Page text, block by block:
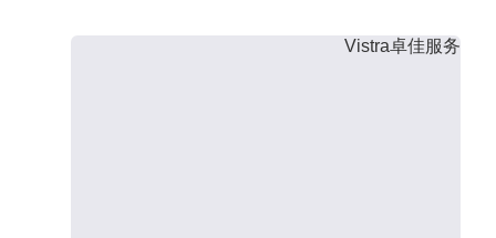
Vistra卓佳服务